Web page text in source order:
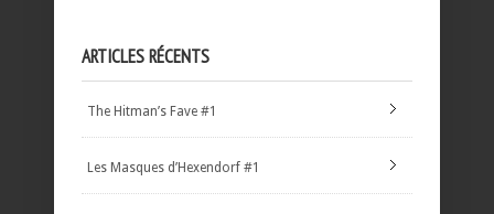
ARTICLES RÉCENTS
The Hitman’s Fave #1
Les Masques d’Hexendorf #1